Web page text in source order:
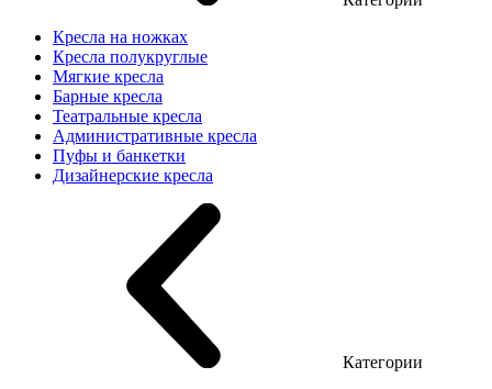
Кресла на ножках
Кресла полукруглые
Мягкие кресла
Барные кресла
Театральные кресла
Административные кресла
Пуфы и банкетки
Дизайнерские кресла
Категории